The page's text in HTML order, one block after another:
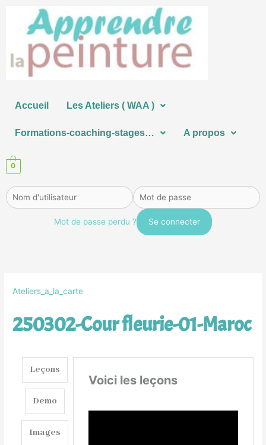
contenu
Accueil Les Ateliers ( WAA )
Formations-coaching-stages… A propos
0
Mot de passe perdu ?
Ateliers_a_la_carte
250302-Cour fleurie-01-Maroc
Leçons
Demo
Images
Voici les leçons